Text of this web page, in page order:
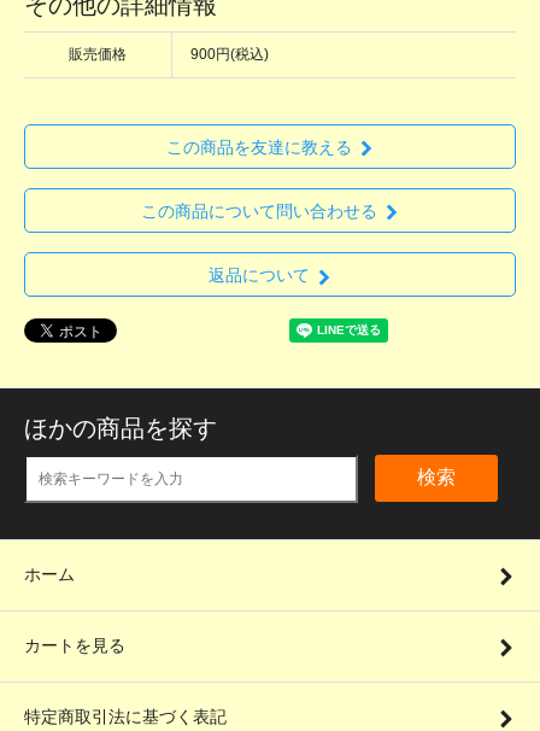
販売価格 900円(税込)
この商品を友達に教える
この商品について問い合わせる
返品について
ほかの商品を探す
検索
ホーム
カートを見る
特定商取引法に基づく表記